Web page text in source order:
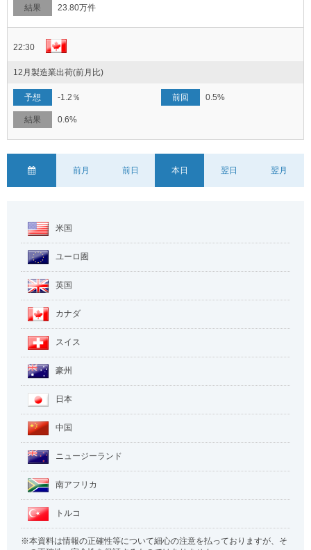
23.80万件
22:30
12月製造業出荷(前月比)
-1.2％ 0.5%
0.6%
前月 前日 本日 翌日 翌月
米国
ユーロ圏
英国
カナダ
スイス
豪州
日本
中国
ニュージーランド
南アフリカ
トルコ
本資料は情報の正確性等について細心の注意を払っておりますが、そ